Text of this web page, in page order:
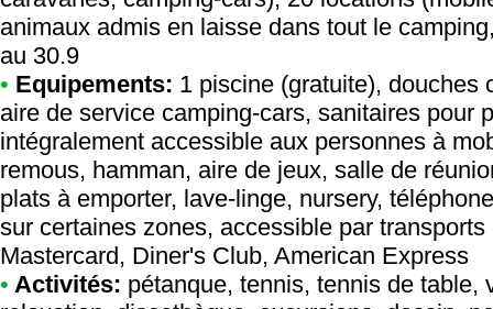
animaux admis en laisse dans tout le
au 30.9
• Equipements: 1 piscine (gratuite), douches
aire de service camping-cars, sanitaires pour
intégralement accessible aux personnes à
remous, hamman, aire de jeux, salle de
plats à emporter, lave-linge, nursery,
sur certaines zones, accessible par
Mastercard, Diner's Club, American Express
• Activités: pétanque, tennis, tennis de table,